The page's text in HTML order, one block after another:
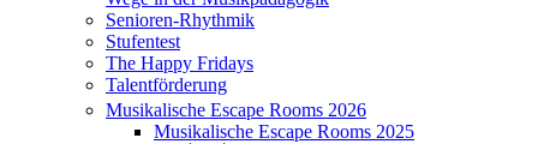
Senioren-Rhythmik
Stufentest
The Happy Fridays
Talentförderung
Musikalische Escape Rooms 2026
Musikalische Escape Rooms 2025